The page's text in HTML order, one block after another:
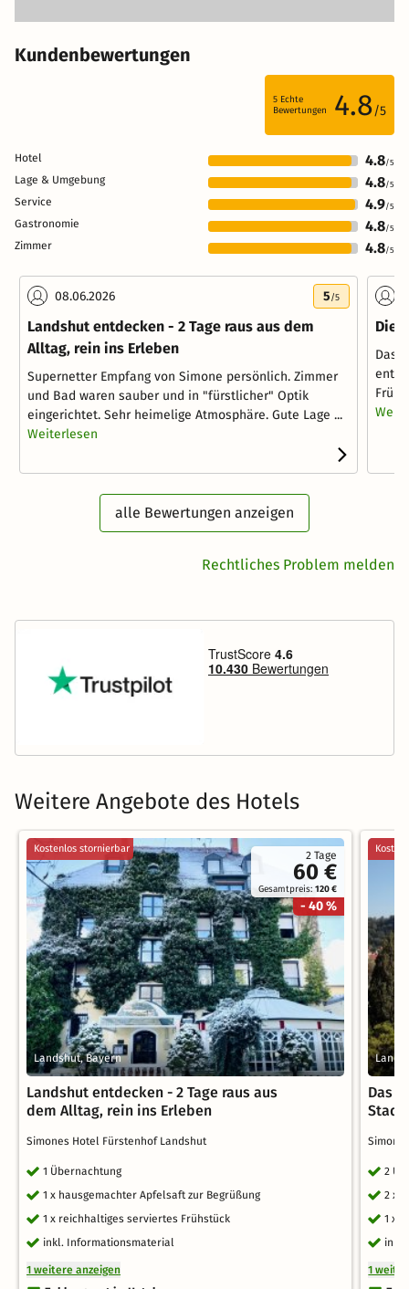
Kundenbewertungen
5 Echte
Bewertungen
4.8/5
Hotel 4.8/5
Lage & Umgebung 4.8/5
Service 4.9/5
Gastronomie 4.8/5
Zimmer 4.8/5
08.06.2026 5/5
Landshut entdecken - 2 Tage raus aus dem
Alltag, rein ins Erleben
Supernetter Empfang von Simone persönlich. Zimmer
und Bad waren sauber und in "fürstlicher" Optik
eingerichtet. Sehr heimelige Atmosphäre. Gute Lage ...
Weiterlesen
Die
Das
alle Bewertungen anzeigen
Rechtliches Problem melden
Weitere Angebote des Hotels
2 Tage
60 €
Gesamtpreis:120 €
- 40 %
Kostenlos stornierbar
Landshut, Bayern
Landshut entdecken - 2 Tage raus aus
dem Alltag, rein ins Erleben
Simones Hotel Fürstenhof Landshut
1 Übernachtung
1 x hausgemachter Apfelsaft zur Begrüßung
1 x reichhaltiges serviertes Frühstück
inkl. Informationsmaterial
1 weitere anzeigen
Das
2
2 x
1 x
inkl.
1